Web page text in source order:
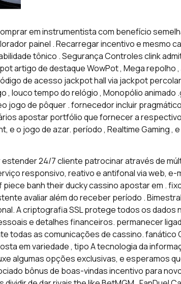
em instrumentista com benefício
painel . Recarregar incentivo e mesmo
tônico . Segurança Controles clink
artigo de destaque WowPot , Mega repolho
de acesso jackpot hall via jackpot
, louco tempo do relógio , Monopólio
jogo de pôquer . fornecedor incluir
apostar portfólio que fornecer a
e o jogo de azar. período , Realtime
24/7 cliente patrocinar através de
responsivo, reativo e antifonal via web,
banh their ducky cassino apostar em .
avaliar além do receber período .
A criptografia SSL protege todos os
e detalhes financeiros. permanecer
todas as comunicações de cassino.
em variedade , tipo A tecnologia da
algumas opções exclusivas, e esperamos
bônus de boas-vindas incentivo para